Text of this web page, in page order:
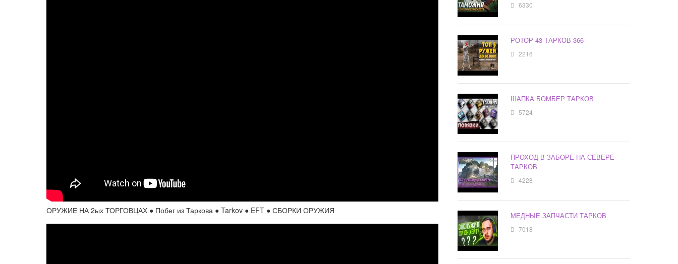
ОРУЖИЕ НА 2ых ТОРГОВЦАХ ● Побег из Таркова ● Tarkov ● EFT ● СБОРКИ ОРУЖИЯ
6330
РОТОР 43 ТАРКОВ 366
2216
ШАПКА БОМБЕР ТАРКОВ
5724
ПРОХОД В ЗАБОРЕ НА СЕВЕРЕ
ТАРКОВ
4228
МЕДНЫЕ ЗАПЧАСТИ ТАРКОВ
7018